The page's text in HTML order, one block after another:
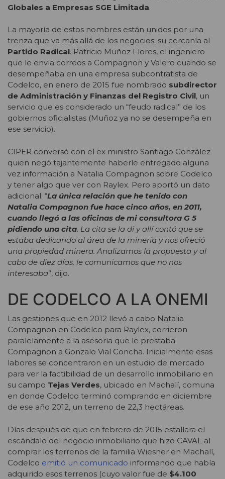
Globales a Empresas SGE Limitada.
La mayoría de estos nombres están unidos por una
trenza que va más allá de los negocios: su cercanía al
Partido Radical. Patricio Muñoz Flores, el ingeniero
que le envía correos a Compagnon y Valero cuando se
desempeñaba en una empresa subcontratista de
Codelco, en enero de 2015 fue nombrado subdirector
de Administración y Finanzas del Registro Civil, un
servicio que es considerado un “feudo radical” de los
gobiernos oficialistas (Muñoz ya no se desempeña en
ese servicio).
CIPER conversó con el ex ministro Santiago González
quien negó tajantemente haberle entregado alguna
vez información a Natalia Compagnon sobre Codelco
y tener algo que ver con Raylex. Pero aportó un dato
adicional: “La única relación que he tenido con
Natalia Compagnon fue hace cinco años, en 2011,
cuando llegó a las oficinas de mi consultora G 5
pidiendo una cita. La cita se la di y allí contó que se
estaba dedicando al área de la minería y nos ofreció
una propiedad minera. Analizamos la propuesta y al
cabo de diez días, le comunicamos que no nos
interesaba”, dijo.
DE CODELCO A LA ONEMI
Las gestiones que en 2012 llevó a cabo Natalia
Compagnon en Codelco para Raylex, corrieron
paralelamente a la asesoría que le prestaba
Compagnon a Gonzalo Vial Concha. Inicialmente esas
labores se concentraron en un estudio de mercado
para ver la factibilidad de un desarrollo inmobiliario en
su campo Tejas Verdes, ubicado en Machalí, comuna
en donde Codelco terminó comprando en diciembre
de ese año 2012, un terreno de 22,3 hectáreas.
Días después de que en febrero de 2015 estallara el
escándalo del negocio inmobiliario que hizo CAVAL al
comprar los terrenos de la familia Wiesner en Machalí,
Codelco emitió un comunicado informando que había
adquirido esos terrenos (cuyo valor fue de $4.100